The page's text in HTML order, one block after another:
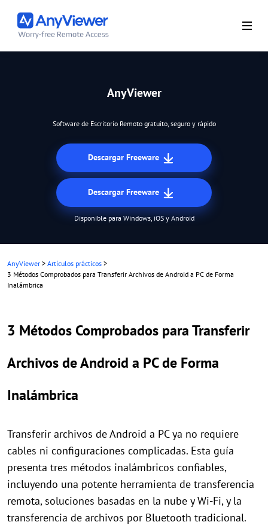
AnyViewer
Software de Escritorio Remoto gratuito, seguro y rápido
Descargar Freeware
Descargar Freeware
Disponible para Windows, iOS y Android
AnyViewer > Artículos prácticos >
3 Métodos Comprobados para Transferir Archivos de Android a PC de Forma
Inalámbrica
3 Métodos Comprobados para Transferir
Archivos de Android a PC de Forma
Inalámbrica
Transferir archivos de Android a PC ya no requiere
cables ni configuraciones complicadas. Esta guía
presenta tres métodos inalámbricos confiables,
incluyendo una potente herramienta de transferencia
remota, soluciones basadas en la nube y Wi-Fi, y la
transferencia de archivos por Bluetooth tradicional.